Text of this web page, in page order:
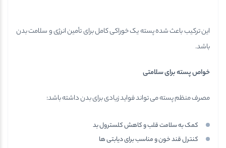
این ترکیب باعث شده پسته یک خوراکی کامل برای تأمین انرژی و سلامت بدن
باشد.
خواص پسته برای سلامتی
مصرف منظم پسته می تواند فواید زیادی برای بدن داشته باشد:
کمک به سلامت قلب و کاهش کلسترول بد
کنترل قند خون و مناسب برای دیابتی ها